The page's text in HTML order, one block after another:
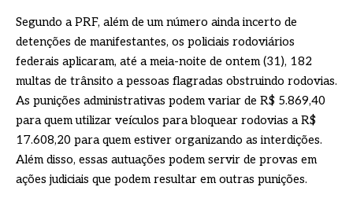
Segundo a PRF, além de um número ainda incerto de
detenções de manifestantes, os policiais rodoviários
federais aplicaram, até a meia-noite de ontem (31), 182
multas de trânsito a pessoas flagradas obstruindo rodovias.
As punições administrativas podem variar de R$ 5.869,40
para quem utilizar veículos para bloquear rodovias a R$
17.608,20 para quem estiver organizando as interdições.
Além disso, essas autuações podem servir de provas em
ações judiciais que podem resultar em outras punições.